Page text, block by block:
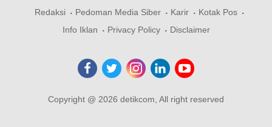
Redaksi Pedoman Media Siber Karir
Kotak Pos
Info Iklan
Privacy Policy Disclaimer
Copyright @ 2026 detikcom, All right reserved